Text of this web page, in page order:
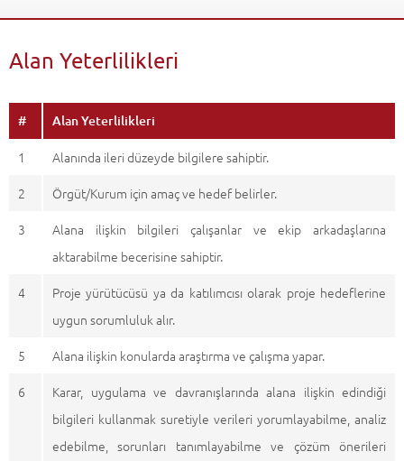
Alan Yeterlilikleri
# Alan Yeterlilikleri
1
Alanında ileri düzeyde bilgilere sahiptir.
2
Örgüt/Kurum için amaç ve hedef belirler.
3
Alana ilişkin bilgileri çalışanlar ve ekip arkadaşlarına
aktarabilme becerisine sahiptir.
4
Proje yürütücüsü ya da katılımcısı olarak proje hedeflerine
uygun sorumluluk alır.
5
Alana ilişkin konularda araştırma ve çalışma yapar.
6
Karar, uygulama ve davranışlarında alana ilişkin edindiği
bilgileri kullanmak suretiyle verileri yorumlayabilme, analiz
edebilme, sorunları tanımlayabilme ve çözüm önerileri